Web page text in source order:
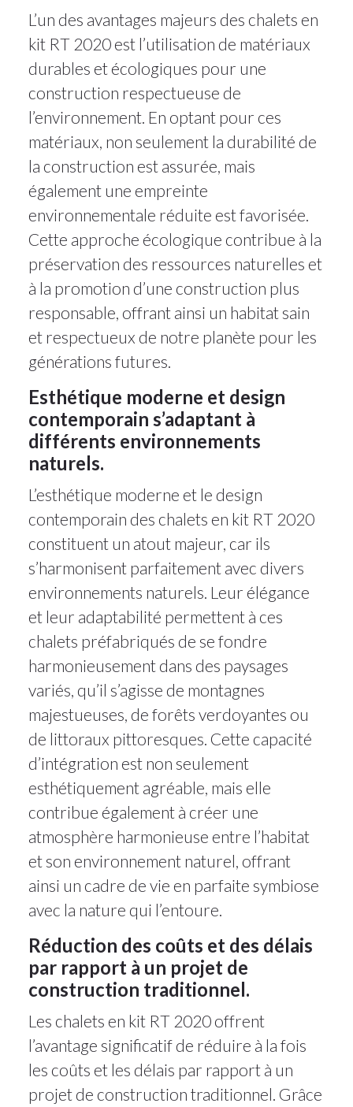
L’un des avantages majeurs des chalets en
kit RT 2020 est l’utilisation de matériaux
durables et écologiques pour une
construction respectueuse de
l’environnement. En optant pour ces
matériaux, non seulement la durabilité de
la construction est assurée, mais
également une empreinte
environnementale réduite est favorisée.
Cette approche écologique contribue à la
préservation des ressources naturelles et
à la promotion d’une construction plus
responsable, offrant ainsi un habitat sain
et respectueux de notre planète pour les
générations futures.
Esthétique moderne et design
contemporain s’adaptant à
différents environnements
naturels.
L’esthétique moderne et le design
contemporain des chalets en kit RT 2020
constituent un atout majeur, car ils
s’harmonisent parfaitement avec divers
environnements naturels. Leur élégance
et leur adaptabilité permettent à ces
chalets préfabriqués de se fondre
harmonieusement dans des paysages
variés, qu’il s’agisse de montagnes
majestueuses, de forêts verdoyantes ou
de littoraux pittoresques. Cette capacité
d’intégration est non seulement
esthétiquement agréable, mais elle
contribue également à créer une
atmosphère harmonieuse entre l’habitat
et son environnement naturel, offrant
ainsi un cadre de vie en parfaite symbiose
avec la nature qui l’entoure.
Réduction des coûts et des délais
par rapport à un projet de
construction traditionnel.
Les chalets en kit RT 2020 offrent
l’avantage significatif de réduire à la fois
les coûts et les délais par rapport à un
projet de construction traditionnel. Grâce